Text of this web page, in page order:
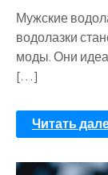
Мужские
водолазки
моды. Они
[…]
Читать